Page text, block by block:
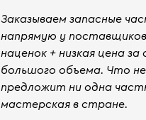
Заказываем запасные
напрямую у
наценок + низкая цена за
большого объема. Что не
предложит ни одна
мастерская в стране.